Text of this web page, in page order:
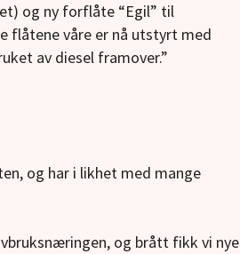
og ny forflåte “Egil” til
flåtene våre er nå utstyrt med
av diesel framover.”
og har i likhet med mange
og brått fikk vi nye